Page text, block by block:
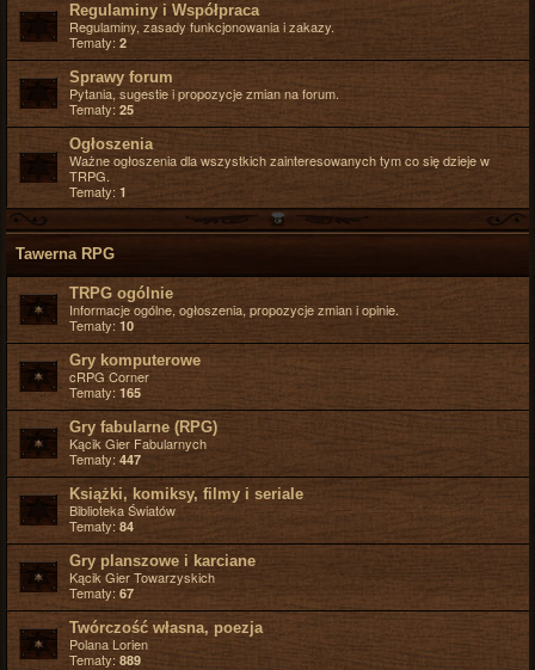
Regulaminy i Współpraca
Regulaminy, zasady funkcjonowania i zakazy.
Tematy: 2
Sprawy forum
Pytania, sugestie i propozycje zmian na forum.
Tematy:25
Ogłoszenia
Ważne ogłoszenia dla wszystkich zainteresowanych tym co się dzieje w
TRPG.
Tematy: 1
Tawerna RPG
TRPG ogólnie
Informacje ogólne, ogłoszenia, propozycje zmian i opinie.
Tematy: 10
Gry komputerowe
cRPG Corner
Tematy:165
Gry fabularne (RPG)
Kącik Gier Fabularnych
Tematy: 447
Książki, komiksy, filmy i seriale
Biblioteka Światów
Tematy: 84
Gry planszowe i karciane
Kącik Gier Towarzyskich
Tematy: 67
Twórczość własna, poezja
Polana Lorien
Tematy: 889